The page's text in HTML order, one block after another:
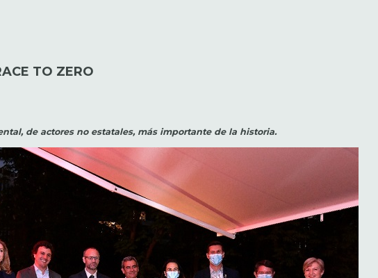
TO ZERO
de actores no estatales, más importante de la historia.